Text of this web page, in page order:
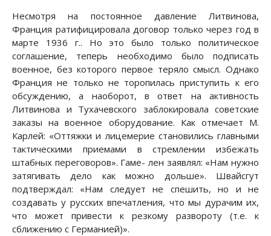
Несмотря на постоянное давление Литвинова,
Франция ратифицировала договор только через год в
марте 1936 г.. Но это было только политическое
соглашение, теперь необходимо было подписать
военное, без которого первое теряло смысл. Однако
Франция не только не торопилась приступить к его
обсуждению, а наоборот, в ответ на активность
Литвинова и Тухачевского заблокировала советские
заказы на военное оборудование. Как отмечает М.
Карлей: «Оттяжки и лицемерие становились главными
тактическими приемами в стремлении избежать
штабных переговоров». Гаме- лен заявлял: «Нам нужно
затягивать дело как можно дольше». Швайсгут
подтверждал: «Нам следует не спешить, но и не
создавать у русских впечатления, что мы дурачим их,
что может привести к резкому развороту (т.е. к
сближению с Германией)».